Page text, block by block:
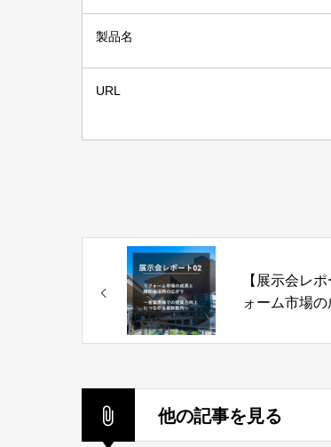
製品名
URL
【展示会レ
ォーム市場
の提案力向
他の記事を見る